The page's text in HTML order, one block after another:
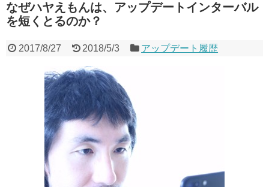
なぜハヤえもんは、アップデートインターバル
を短くとるのか？
2017/8/27 2018/5/3 アップデート履歴